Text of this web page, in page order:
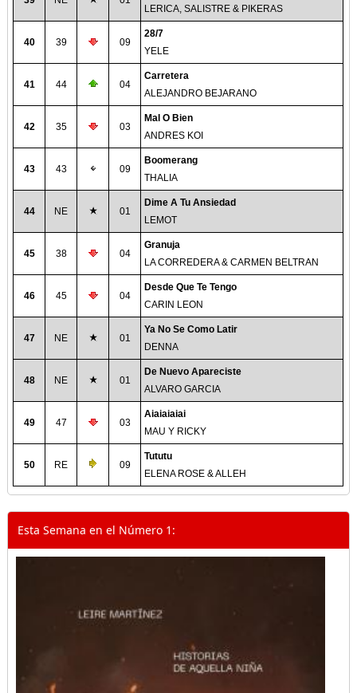
LERICA, SALISTRE & PIKERAS
40 39 09
28/7
YELE
41 44 04
Carretera
ALEJANDRO BEJARANO
42 35 03
Mal O Bien
ANDRES KOI
43 43 09
Boomerang
THALIA
44 NE 01
Dime A Tu Ansiedad
LEMOT
45 38 04
Granuja
LA CORREDERA & CARMEN BELTRAN
46 45 04
Desde Que Te Tengo
CARIN LEON
47 NE 01
Ya No Se Como Latir
DENNA
48 NE 01
De Nuevo Apareciste
ALVARO GARCIA
49 47 03
Aiaiaiaiai
MAU Y RICKY
50 RE 09
Tututu
ELENA ROSE & ALLEH
Esta Semana en el Número 1: